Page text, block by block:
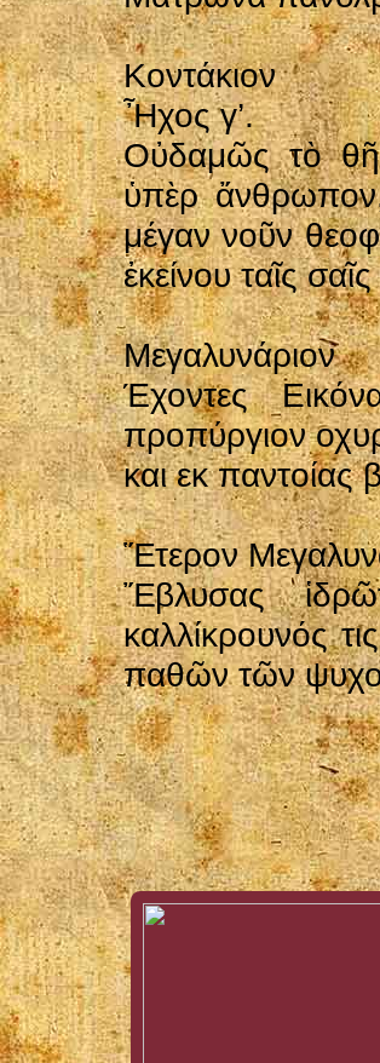
Κοντάκιον
Ἦχος γ’.
Οὐδαμῶς τὸ
ὑπὲρ
μέγαν νοῦν
ἐκείνου ταῖς
Μεγαλυνάριον
Έχοντες
προπύργιον
και εκ
Ἕτερον
Ἔβλυσας
καλλίκρουνός
παθῶν τῶν